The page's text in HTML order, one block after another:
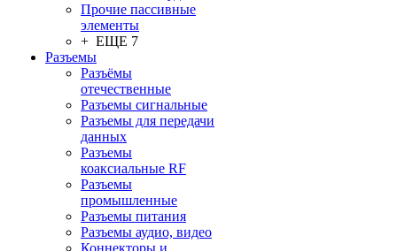
Прочие пассивные
элементы
+ ЕЩЕ 7
Разъeмы
Разъёмы
отечественные
Разъeмы сигнальные
Разъeмы для передачи
данных
Разъeмы
коаксиальные RF
Разъeмы
промышленные
Разъeмы питания
Разъeмы аудио, видео
Коннекторы и